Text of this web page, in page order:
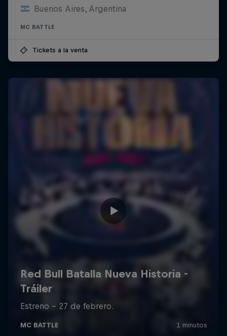
Buenos Aires, Argentina
MC BATTLE
Tickets a la venta